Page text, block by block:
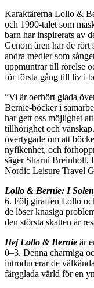
Karaktärerna Lollo &
och 1990-talet som
barn har inspirerats av
Genom åren har de
andra medier som
uppmuntrar till rörelse
för första gång till liv i
”Vi är oerhört glada
Bernie-böcker i
har gett oss möjlighet
tillhörighet och
övertygade om att
nyfikenhet, och
säger Sharni Breinholt,
Nordic Leisure Travel
Lollo & Bernie: I
6. Följ giraffen Lollo
de löser knasiga
den största skatten är
Hej Lollo & Bernie är
0–3. Denna charmiga
introducerar de
färgglada värld för en